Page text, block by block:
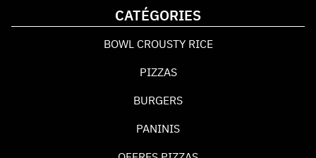
CATÉGORIES
BOWL CROUSTY RICE
PIZZAS
BURGERS
PANINIS